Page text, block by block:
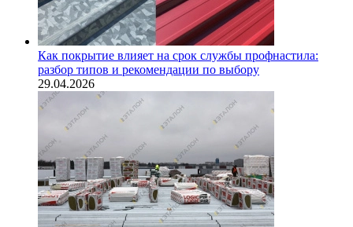
Как покрытие влияет на срок службы профнастила:
разбор типов и рекомендации по выбору
29.04.2026